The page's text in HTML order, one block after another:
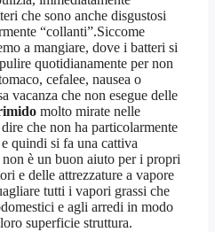
che sono anche disgustosi
“collanti”.Siccome
a mangiare, dove i batteri si
quotidianamente per non
cefalee, nausea o
vacanza che non esegue delle
molto mirate nelle
che non ha particolarmente
quindi si fa una cattiva
è un buon aiuto per i propri
e delle attrezzature a vapore
tutti i vapori grassi che
e agli arredi in modo
superficie struttura.